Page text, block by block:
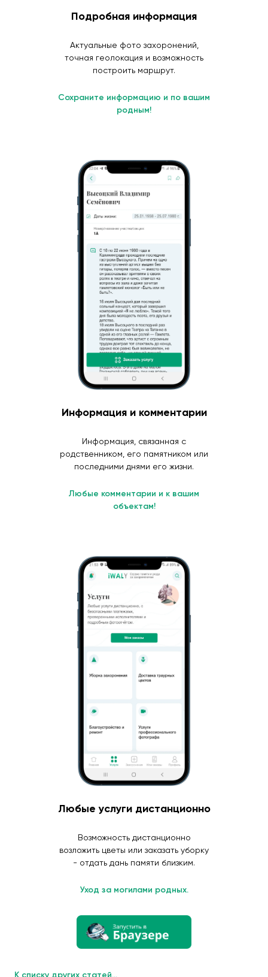
Подробная информация
Актуальные фото захоронений,
точная геолокация и возможность
построить маршрут.
Сохраните информацию и по вашим
родным!
Информация и комментарии
Информация, связанная с
родственником, его памятником или
последними днями его жизни.
Любые комментарии и к вашим
объектам!
Любые услуги дистанционно
Возможность дистанционно
возложить цветы или заказать уборку
- отдать дань памяти близким.
Уход за могилами родных.
К списку других статей...